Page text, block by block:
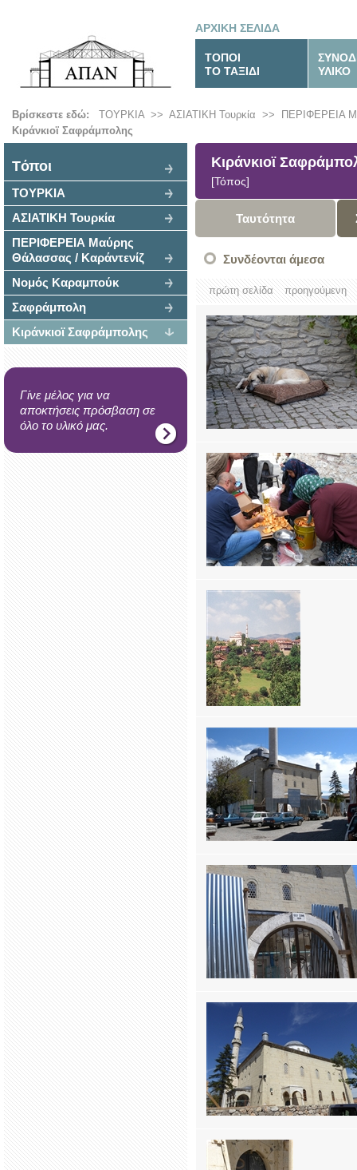
ΑΡΧΙΚΗ ΣΕΛΙΔΑ
ΤΟΠΟΙ
ΤΟ ΤΑΞΙΔΙ
ΥΛΙΚΟ
Βρίσκεστε εδώ: ΤΟΥΡΚΙΑ>> ΑΣΙΑΤΙΚΗ Τουρκία >>
ΠΕΡΙΦΕΡΕΙΑ
Κιράνκιοϊ Σαφράμπολης
Tόποι
ΤΟΥΡΚΙΑ
ΑΣΙΑΤΙΚΗ Τουρκία
ΠΕΡΙΦΕΡΕΙΑ Μαύρης
Θάλασσας / Καράντενίζ
Νομός Καραμπούκ
Σαφράμπολη
Κιράνκιοϊ Σαφράμπολης
Γίνε μέλος για να
αποκτήσεις πρόσβαση σε
όλο το υλικό μας.
Κιράνκιοϊ
[Τόπος]
Ταυτότητα
Συνδέονται άμεσα
πρώτη σελίδα προηγούμενη